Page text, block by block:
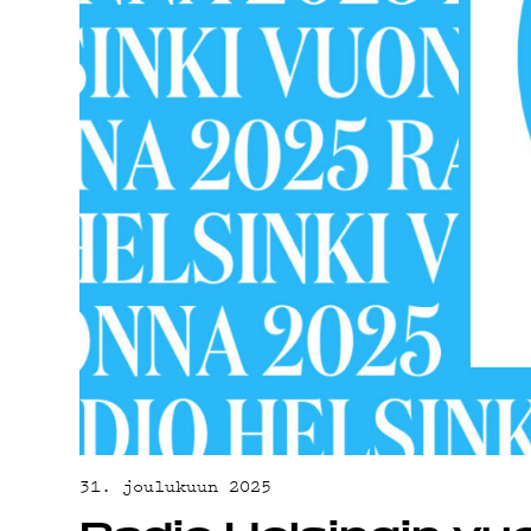
G LIVELAB
YSTÄVÄKLUBI
TIETOSUOJA
31. joulukuun 2025